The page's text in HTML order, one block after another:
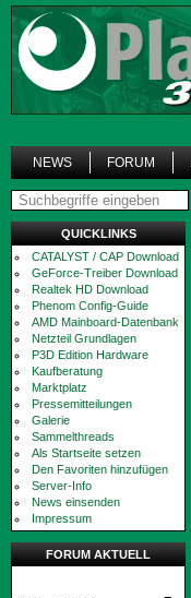
NEWS FORUM
QUICKLINKS
CATALYST / CAP Download
GeForce-Treiber Download
Realtek HD Download
Phenom Config-Guide
AMD Mainboard-Datenbank
Netzteil Grundlagen
P3D Edition Hardware
Kaufberatung
Marktplatz
Pressemitteilungen
Galerie
Sammelthreads
Als Startseite setzen
Den Favoriten hinzufügen
Server-Info
News einsenden
Impressum
FORUM AKTUELL